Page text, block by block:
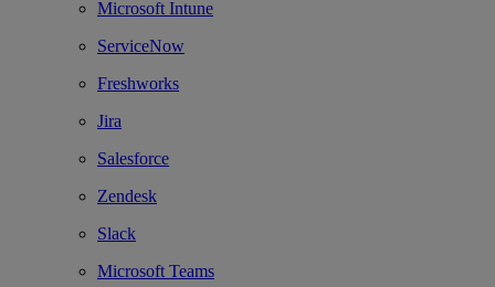
Microsoft Intune
ServiceNow
Freshworks
Jira
Salesforce
Zendesk
Slack
Microsoft Teams